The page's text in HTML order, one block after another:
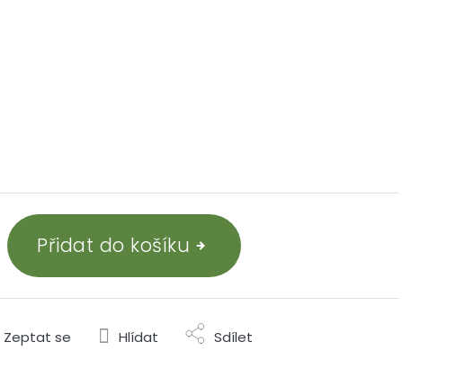
Přidat do košíku
Zeptat se Hlídat Sdílet